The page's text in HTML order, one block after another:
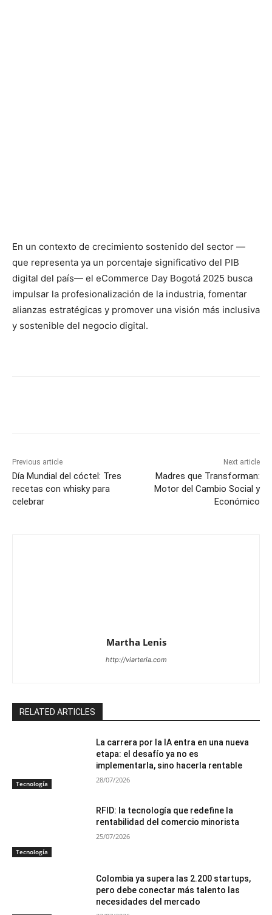
En un contexto de crecimiento sostenido del sector —
que representa ya un porcentaje significativo del PIB
digital del país— el eCommerce Day Bogotá 2025 busca
impulsar la profesionalización de la industria, fomentar
alianzas estratégicas y promover una visión más inclusiva
y sostenible del negocio digital.
Previous article
Día Mundial del cóctel: Tres
recetas con whisky para
celebrar
Next article
Madres que Transforman:
Motor del Cambio Social y
Económico
Martha Lenis
http://viarteria.com
RELATED ARTICLES
Tecnología
La carrera por la IA entra en una nueva
etapa: el desafío ya no es
implementarla, sino hacerla rentable
28/07/2026
Tecnología
RFID: la tecnología que redefine la
rentabilidad del comercio minorista
25/07/2026
Colombia ya supera las 2.200 startups,
pero debe conectar más talento las
necesidades del mercado